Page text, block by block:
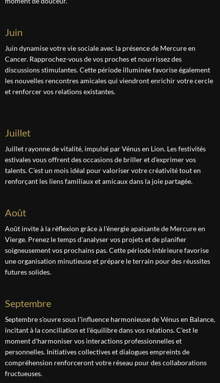
juin
Juin dynamise votre vie sociale avec la présence de Mercure en
Cancer. Rapprochez-vous de vos proches et nourrissez des
discussions stimulantes. Cette période illuminée favorise également
les nouvelles rencontres amicales qui viendront enrichir votre cercle
et renforcer vos relations existantes.
juillet
Juillet rayonne de vitalité, impulsé par Vénus en Lion. Les festivités
estivales vous offrent des occasions de briller et d'exprimer vos
talents. C'est un mois idéal pour valoriser votre créativité tout en
renforçant les liens familiaux et amicaux dans la joie partagée.
août
Août invite à la réflexion grâce à l'énergie apaisante de Mercure en
Vierge. Prenez le temps d'analyser vos projets et de planifier
soigneusement vos prochains pas. Cette période intérieure favorise
une organisation minutieuse et prépare le terrain pour des réussites
futures solides.
septembre
Septembre s'ouvre sous l'influence harmonieuse de Vénus en Balance,
incitant à la conciliation et l'équilibre dans vos relations. C'est le
moment d'harmoniser vos interactions professionnelles et
personnelles. Initiatives collectives et dialogues empreints de
compréhension renforceront votre réseau pour des collaborations
fructueuses.